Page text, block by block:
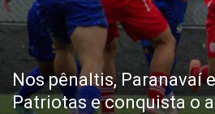
Nos pênaltis, Paranavaí
Patriotas e conquista o